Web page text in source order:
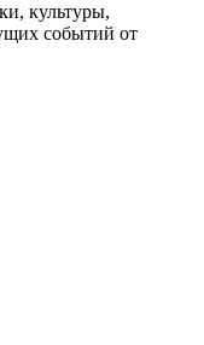
культуры,
событий от